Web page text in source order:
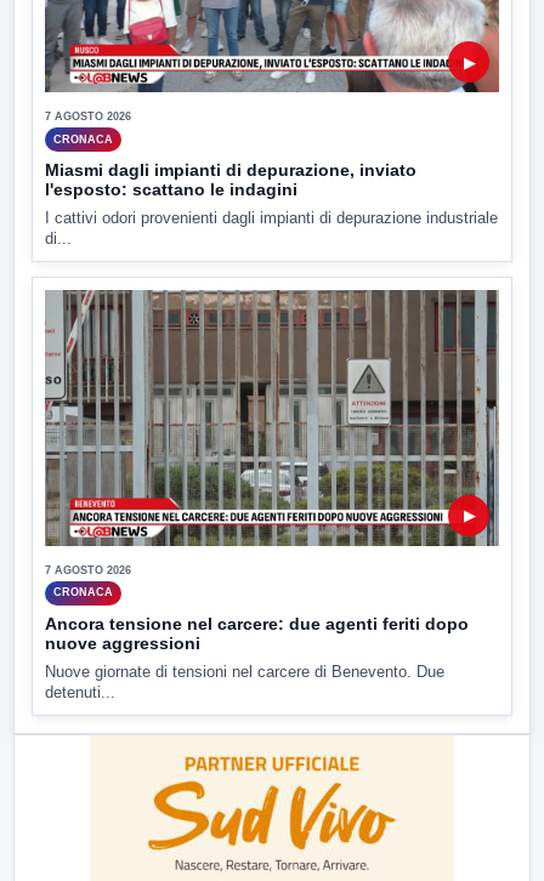
▶
7 AGOSTO 2026
CRONACA
Miasmi dagli impianti di depurazione, inviato
l'esposto: scattano le indagini
I cattivi odori provenienti dagli impianti di depurazione industriale
di...
▶
7 AGOSTO 2026
CRONACA
Ancora tensione nel carcere: due agenti feriti dopo
nuove aggressioni
Nuove giornate di tensioni nel carcere di Benevento. Due
detenuti...